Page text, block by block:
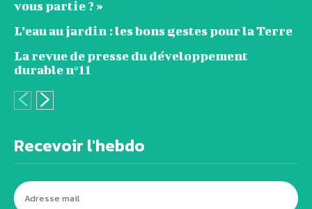
vous partie ? »
L’eau au jardin : les bons gestes pour la Terre
La revue de presse du développement
durable n°11
Recevoir l'hebdo